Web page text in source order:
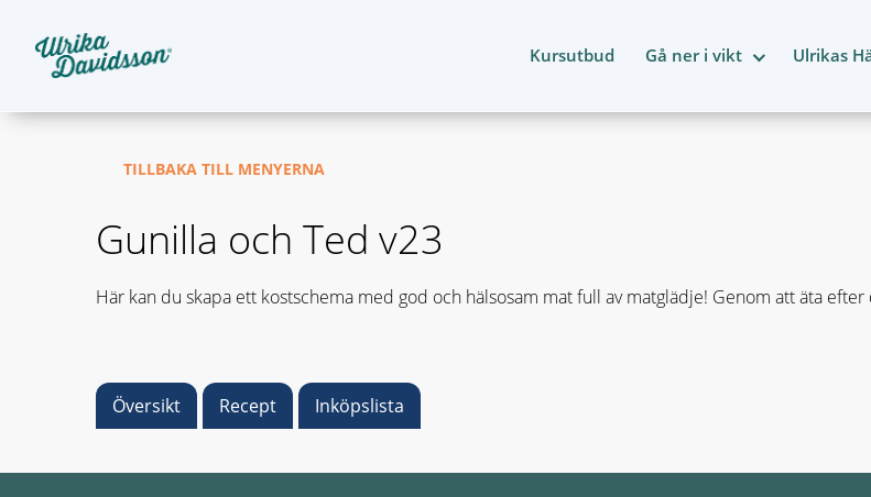
Kursutbud Gå ner i vikt Ulrikas
TILLBAKA TILL MENYERNA
Gunilla och Ted v23
Här kan du skapa ett kostschema med god och hälsosam mat full av matglädje! Genom att äta
Översikt Recept Inköpslista